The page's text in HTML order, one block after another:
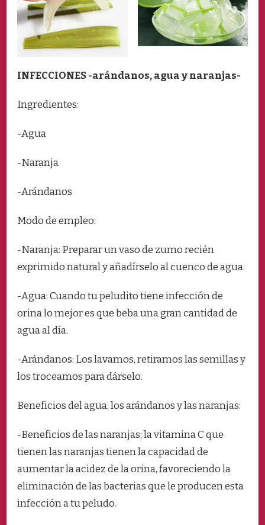
INFECCIONES -arándanos, agua y naranjas-
Ingredientes:
-Agua
-Naranja
-Arándanos
Modo de empleo:
-Naranja: Preparar un vaso de zumo recién
exprimido natural y añadírselo al cuenco de agua.
-Agua: Cuando tu peludito tiene infección de
orina lo mejor es que beba una gran cantidad de
agua al día.
-Arándanos: Los lavamos, retiramos las semillas y
los troceamos para dárselo.
Beneficios del agua, los arándanos y las naranjas:
-Beneficios de las naranjas; la vitamina C que
tienen las naranjas tienen la capacidad de
aumentar la acidez de la orina, favoreciendo la
eliminación de las bacterias que le producen esta
infección a tu peludo.